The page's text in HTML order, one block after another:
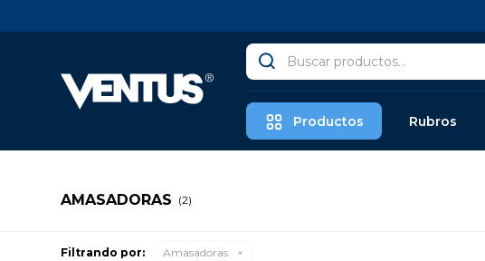
Productos Rubros
AMASADORAS (2)
Filtrando por: Amasadoras